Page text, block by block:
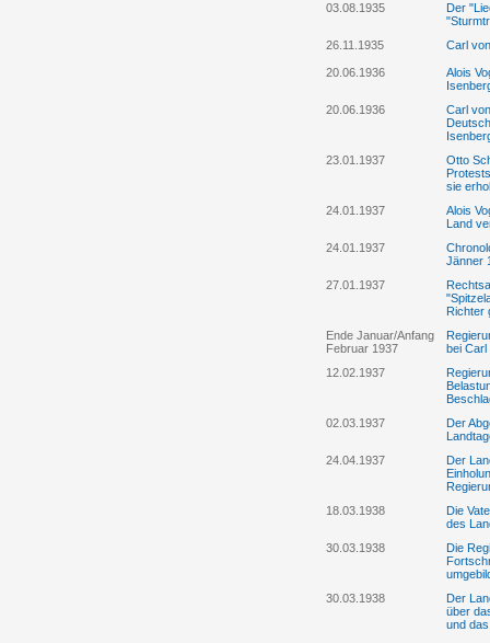
03.08.1935
Der
26.11.1935
Carl
20.06.1936
Alois
20.06.1936
Carl
23.01.1937
Otto
sie
24.01.1937
Alois
Land
24.01.1937
Jänner
27.01.1937
Richter
Ende Januar/Anfang
Februar 1937
bei Carl
12.02.1937
02.03.1937
Der
24.04.1937
Der
18.03.1938
Die
des
30.03.1938
Die
30.03.1938
Der
über
und